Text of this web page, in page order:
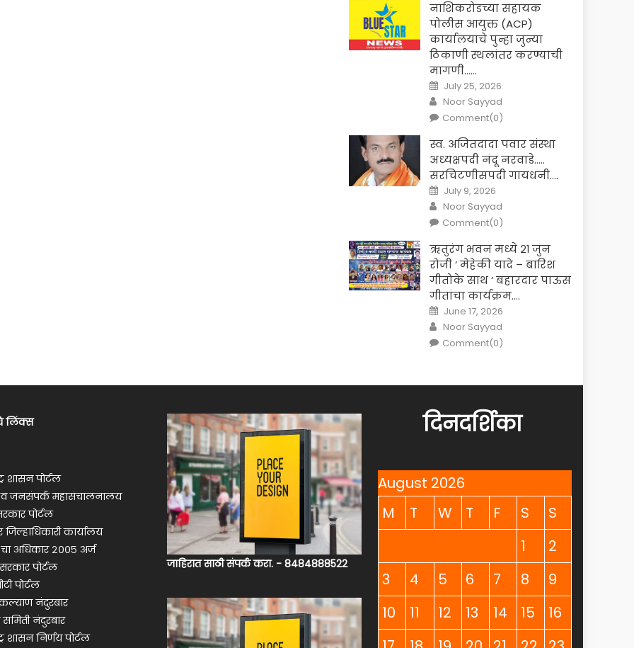
नाशिकरोडच्या सहायक
पोलीस आयुक्त (ACP)
कार्यालयाचे पुन्हा जुन्या
ठिकाणी स्थलांतर करण्याची
मागणी……
Posted
on
July 25, 2026
Author
Noor Sayyad
Comment(0)
स्व. अजितदादा पवार संस्था
अध्यक्षपदी नंदू नरवाडे…..
सरचिटणीसपदी गायधनी….
Posted
on
July 9, 2026
Author
Noor Sayyad
Comment(0)
ऋतुरंग भवन मध्ये २१ जुन
रोजी ‘ मेहेकी यादे – बारिश
गीतोके साथ ‘ बहारदार पाऊस
गीतांचा कार्यक्रम….
Posted
on
June 17, 2026
Author
Noor Sayyad
Comment(0)
लिंक्स
शासन पोर्टल
व जनसंपर्क महासंचालनालय
पोर्टल
जिल्हाधिकारी कार्यालय
चा अधिकार २००५ अर्ज
पोर्टल
पोर्टल
नंदुरबार
नंदुरबार
शासन निर्णय पोर्टल
जाहिरात साठी संपर्क करा. - 8484888522
दिनदर्शिका
August 2026
M
T W T F S
S
1
2
3
4 5 6 7 8
9
10
11 12 13 14 15
16